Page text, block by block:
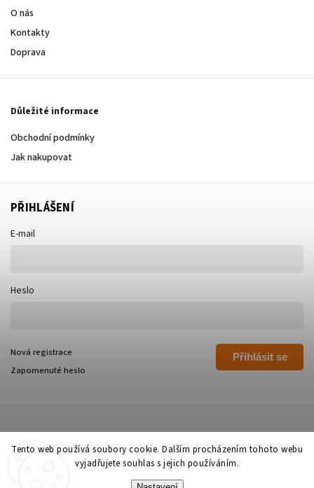
Tento web používá soubory cookie. Dalším procházením tohoto webu
vyjadřujete souhlas s jejich používáním.
O nás
Kontakty
Doprava
Důležité informace
Obchodní podmínky
Jak nakupovat
PŘIHLÁŠENÍ
E-mail
Heslo
Přihlásit se
Nová registrace
Zapomenuté heslo
Copyright 2026 Polívka Libor - POLI . Všechna práva vyhrazena.